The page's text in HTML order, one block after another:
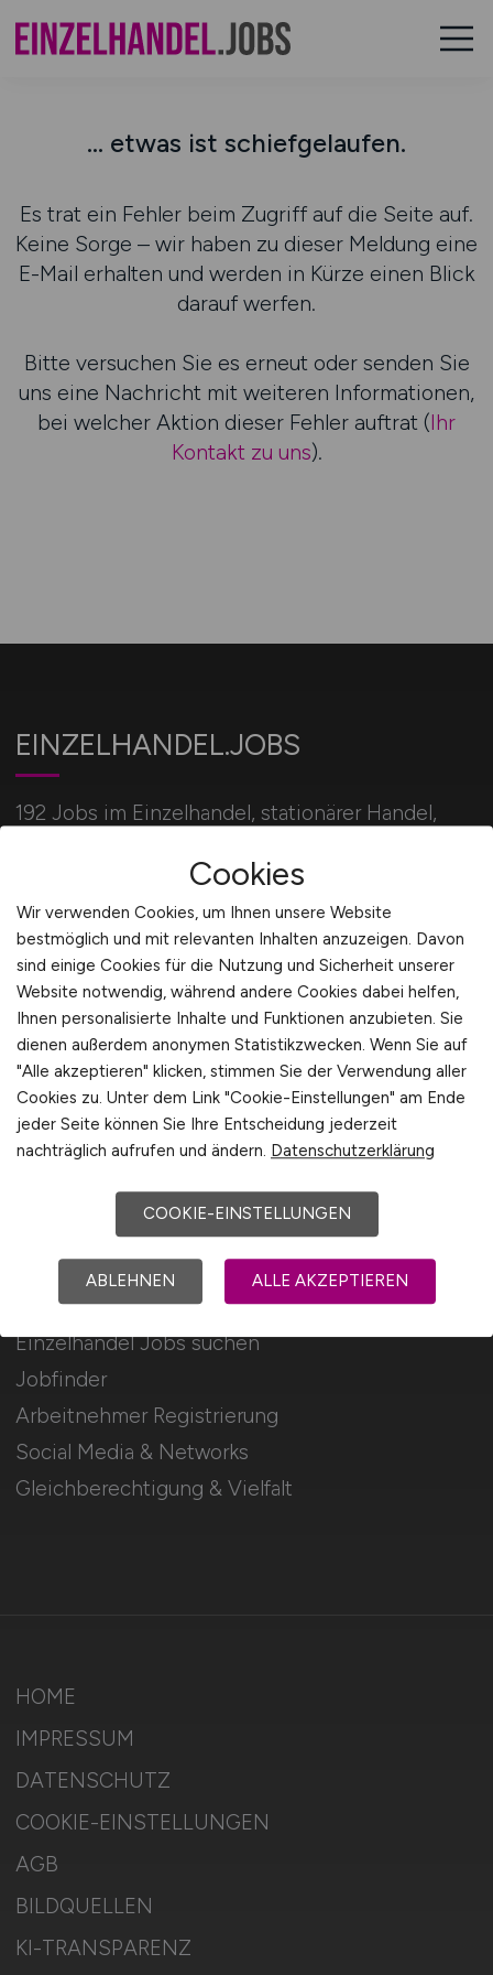
... etwas ist schiefgelaufen.
Es trat ein Fehler beim Zugriff auf die Seite auf.
Keine Sorge – wir haben zu dieser Meldung eine
E-Mail erhalten und werden in Kürze einen Blick
darauf werfen.
Bitte versuchen Sie es erneut oder senden Sie
uns eine Nachricht mit weiteren Informationen,
bei welcher Aktion dieser Fehler auftrat (Ihr
Kontakt zu uns).
EINZELHANDEL.JOBS
192 Jobs im Einzelhandel, stationärer Handel,
Für Arbeitnehmer
Einzelhandel Jobs suchen
Jobfinder
Arbeitnehmer Registrierung
Social Media & Networks
Gleichberechtigung & Vielfalt
Für Arbeitgeber
Stellenanzeigen schalten
Mediadaten & Konditionen
Arbeitgeber Seite
Arbeitgeber Kontakt
HOME
IMPRESSUM
DATENSCHUTZ
COOKIE-EINSTELLUNGEN
AGB
BILDQUELLEN
KI-TRANSPARENZ
Cookies
Wir verwenden Cookies, um Ihnen unsere Website
bestmöglich und mit relevanten Inhalten anzuzeigen. Davon
sind einige Cookies für die Nutzung und Sicherheit unserer
Website notwendig, während andere Cookies dabei helfen,
Ihnen personalisierte Inhalte und Funktionen anzubieten. Sie
dienen außerdem anonymen Statistikzwecken. Wenn Sie auf
"Alle akzeptieren" klicken, stimmen Sie der Verwendung aller
Cookies zu. Unter dem Link "Cookie-Einstellungen" am Ende
jeder Seite können Sie Ihre Entscheidung jederzeit
nachträglich aufrufen und ändern. Datenschutzerklärung
COOKIE-EINSTELLUNGEN
ABLEHNEN ALLE AKZEPTIEREN